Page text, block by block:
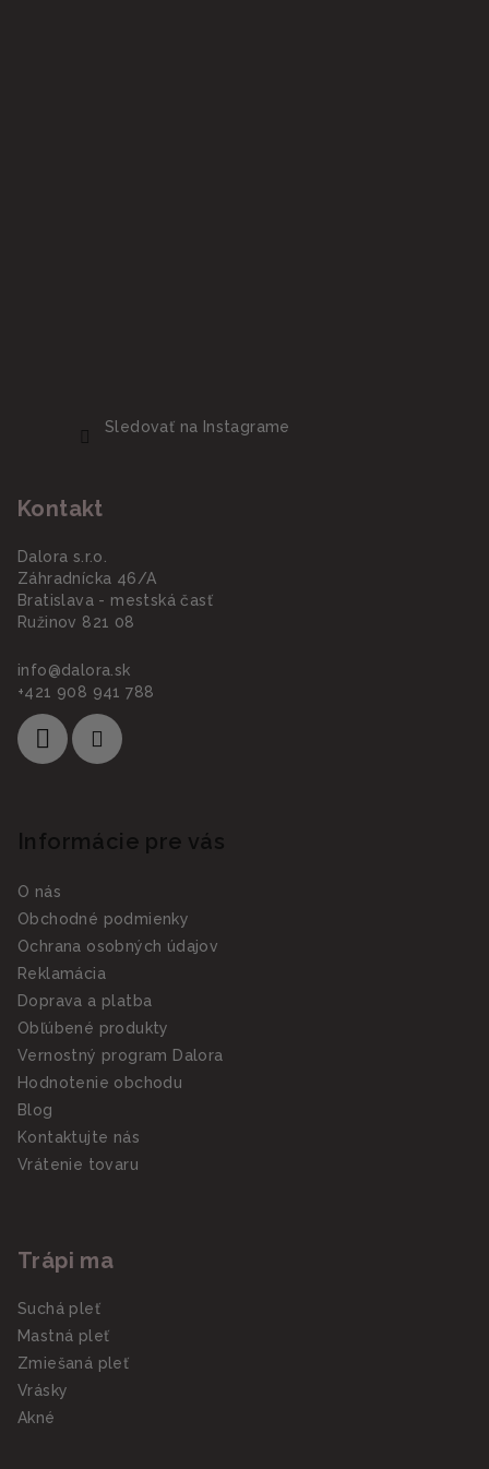
Sledovať na Instagrame
Kontakt
Dalora s.r.o.
Záhradnícka 46/A
Bratislava - mestská časť
Ružinov 821 08
info@dalora.sk
+421 908 941 788
Informácie pre vás
O nás
Obchodné podmienky
Ochrana osobných údajov
Reklamácia
Doprava a platba
Obľúbené produkty
Vernostný program Dalora
Hodnotenie obchodu
Blog
Kontaktujte nás
Vrátenie tovaru
Trápi ma
Suchá pleť
Mastná pleť
Zmiešaná pleť
Vrásky
Akné